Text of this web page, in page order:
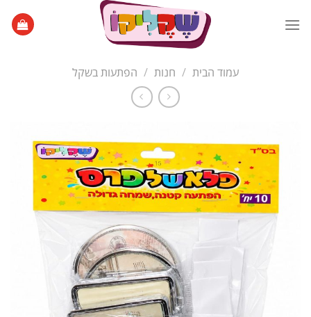
עמוד הבית / חנות / הפתעות בשקל